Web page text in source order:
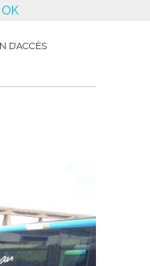
D’ACCÈS
OK